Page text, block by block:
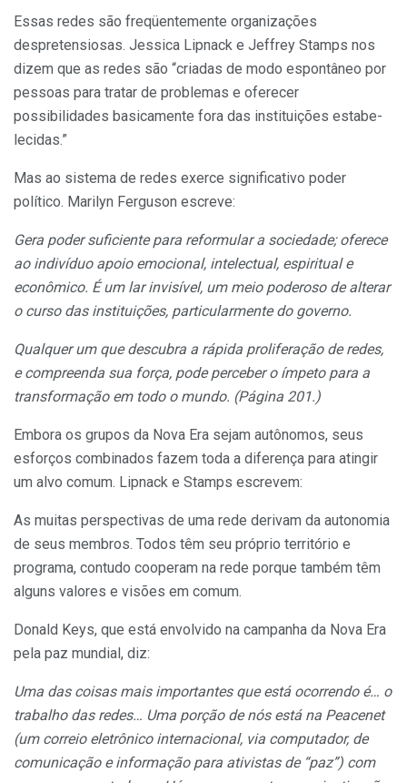
Essas redes são freqüentemente organizações
despretensiosas. Jessica Lipnack e Jeffrey Stamps nos
dizem que as redes são “criadas de modo espontâneo por
pessoas para tratar de problemas e oferecer
possibilidades basicamente fora das instituições estabe­
lecidas.”
Mas ao sistema de redes exerce significativo poder
político. Marilyn Ferguson escreve:
Gera poder suficiente para reformular a sociedade; ofe­rece
ao indivíduo apoio emocional, intelectual, espiri­tual e
econômico. É um lar invisível, um meio poderoso de alterar
o curso das instituições, particularmente do governo.
Qualquer um que descubra a rápida proliferação de redes,
e compreenda sua força, pode perceber o ímpeto para a
transformação em todo o mundo. (Página 201.)
Embora os grupos da Nova Era sejam autônomos, seus
esforços combinados fazem toda a diferença para atingir
um alvo comum. Lipnack e Stamps escrevem:
As muitas perspectivas de uma rede derivam da autonomia
de seus membros. Todos têm seu próprio território e
programa, contudo cooperam na rede porque também têm
alguns valores e visões em comum.
Donald Keys, que está envolvido na campanha da Nova Era
pela paz mundial, diz:
Uma das coisas mais importantes que está ocorrendo é… o
trabalho das redes… Uma porção de nós está na Peacenet
(um correio eletrônico internacional, via compu­tador, de
comunicação e informação para ativistas de “paz”) com